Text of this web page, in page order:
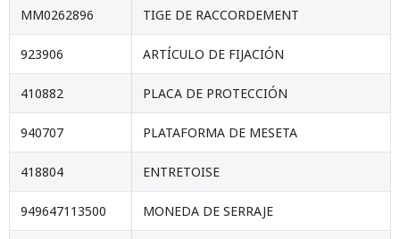
MM0262896 TIGE DE RACCORDEMENT
923906 ARTÍCULO DE FIJACIÓN
410882 PLACA DE PROTECCIÓN
940707 PLATAFORMA DE MESETA
418804 ENTRETOISE
949647113500 MONEDA DE SERRAJE